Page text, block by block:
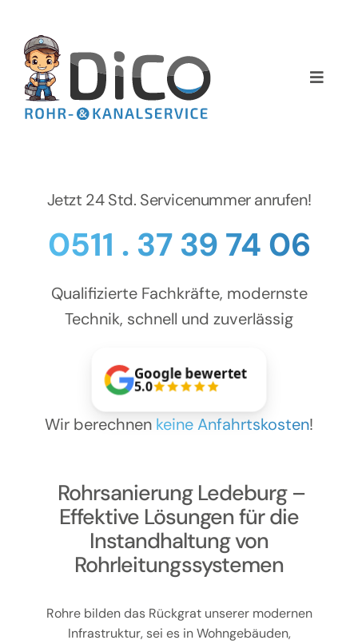
springen
Toggle
Home
NEWS
Kontakt
Rohrsanierung Ledeburg –
Effektive Lösungen für die
Instandhaltung von
Rohrleitungssystemen
Rohre bilden das Rückgrat unserer modernen
Infrastruktur, sei es in Wohngebäuden,
Jetzt 24 Std. Servicenummer anrufen!
0511 . 37 39 74 06
Qualifizierte Fachkräfte, modernste
Technik, schnell und zuverlässig
Google bewertet
5.0
Wir berechnen keine Anfahrtskosten!